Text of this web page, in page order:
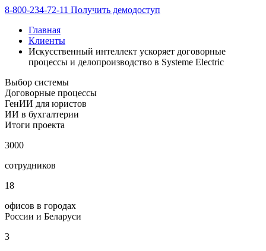
8-800-234-72-11 Получить демодоступ
Главная
Клиенты
Искусственный интеллект ускоряет договорные
процессы и делопроизводство в Systeme Electric
Выбор системы
Договорные процессы
ГенИИ для юристов
ИИ в бухгалтерии
Итоги проекта
3000
сотрудников
18
офисов в городах
России и Беларуси
3